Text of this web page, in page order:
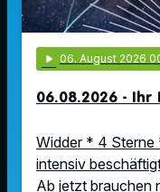
play_arrow 06. August 2026
06.08.2026 - Ihr
Widder * 4 Sterne
intensiv
Ab jetzt brauchen